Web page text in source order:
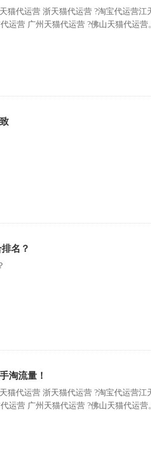
猫代运营 浙天猫代运营 ?淘宝代运营
运营 广州天猫代运营 ?佛山天猫代运营
名？
淘流量！
猫代运营 浙天猫代运营 ?淘宝代运营
代运营 广州天猫代运营 ?佛山天猫代